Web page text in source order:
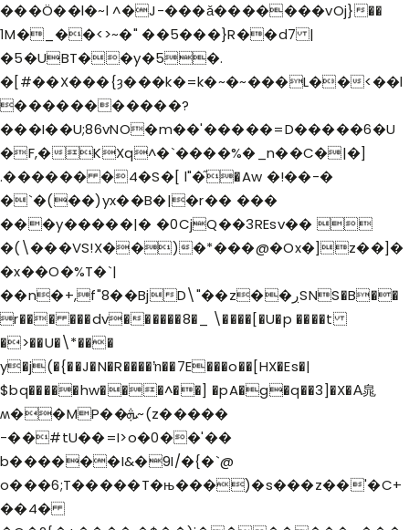
���Ö��l�~l ^�J-���ǎ�������vOj}��
1M�_��<>~�" ��5���}R��d7 |
�5�UBT��y�5�.
�[#��X���{ȝ���k�=k�~�~���L��<��l
�����������?
���I��U;86vNO�m��'�����=D�����6�U
�F,�KXq^�`����%�_n��C�|�]
.������ �4�S�[ l"�֞�Aw �!��-�
�`�(��)yx��B�|�r�� ���
���y�����|� �0CjQ��3REsv�� 
�(\���VS!X��)�*���@�Ox�]z��]�
�x��O�%T�`|
��n�+,f"8��BjD\"��z��ڔSNS�B��
r��� ���dv������8�_ \����[�U�p ����t
�>��U�\*���
y�j(�{��J�N�R����ŉ��7E���o��[HX�Es�|
$bq�����hw���^��] �pA�g�q��3]�X�А㿡
ʍ��MP��ܞ~(z�����
-��#tU��=I>o�0��'��
b������I&�9I/�{�`@
o���6;T�����T�њ���)�s���z��'�C+
��4�